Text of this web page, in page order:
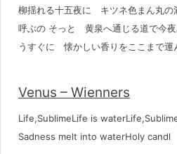
柳揺れる十五夜に キツネ色まん丸の
呼ぶの そっと 黄泉へ通じる道で今夜
うすぐに 懐かしい香りをここまで運
Venus – Wienners
Life,SublimeLife is
Sadness melt into waterHoly candl